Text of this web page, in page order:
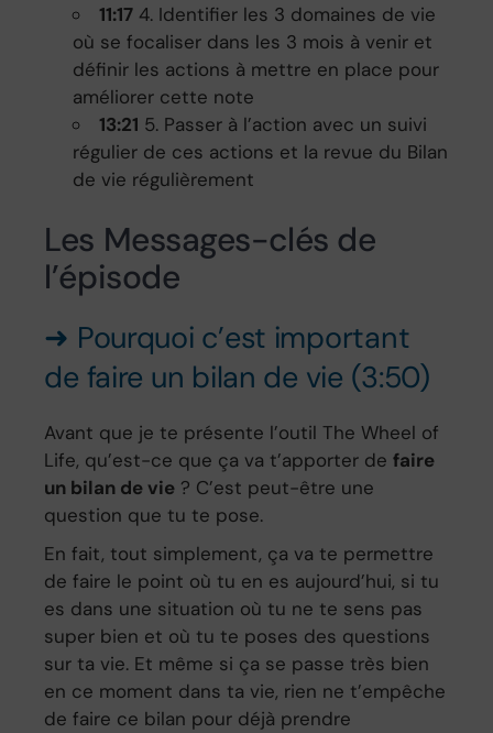
11:174. Identifier les 3 domaines de vie
où se focaliser dans les 3 mois à venir et
définir les actions à mettre en place pour
améliorer cette note
13:21 5. Passer à l’action avec un suivi
régulier de ces actions et la revue du Bilan
de vie régulièrement
Les Messages-clés de
l’épisode
➜ Pourquoi c’est important
de faire un bilan de vie (3:50)
Avant que je te présente l’outil The Wheel of
Life, qu’est-ce que ça va t’apporter defaire
un bilan de vie ? C’est peut-être une
question que tu te pose.
En fait, tout simplement, ça va te permettre
de faire le point où tu en es aujourd’hui, si tu
es dans une situation où tu ne te sens pas
super bien et où tu te poses des questions
sur ta vie. Et même si ça se passe très bien
en ce moment dans ta vie, rien ne t’empêche
de faire ce bilan pour déjà prendre